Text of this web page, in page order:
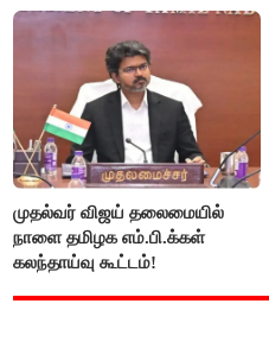
முதல்வர் விஜய் தலைமையில்
நாளை தமிழக எம்.பி.க்கள்
கலந்தாய்வு கூட்டம்!